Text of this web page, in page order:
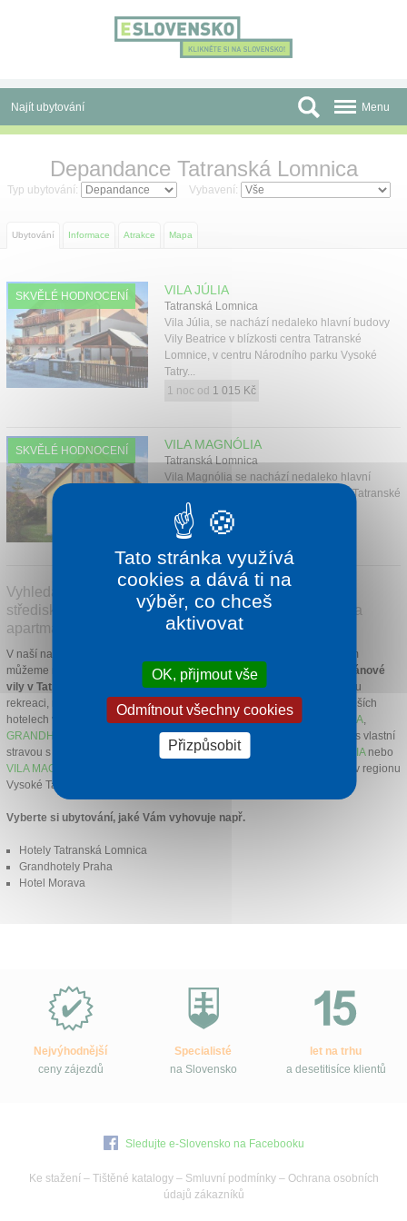
Najít ubytování
Slevy a Last Minute
Před cestou
Atrakce
O nás
Menu
Depandance Tatranská Lomnica
Typ ubytování: Vybavení:
Ubytování Informace Atrakce Mapa
SKVĚLÉ HODNOCENÍ VILA JÚLIA
Tatranská Lomnica
Vila Júlia, se nachází nedaleko hlavní budovy
Vily Beatrice v blízkosti centra Tatranské
Lomnice, v centru Národního parku Vysoké
Tatry...
1 noc od 1 015 Kč
SKVĚLÉ HODNOCENÍ VILA MAGNÓLIA
Tatranská Lomnica
Vila Magnólia se nachází nedaleko hlavní
budovy Vily Beatrice v blízkosti centra Tatranské
Lomnice.
1 noc od 1 130 Kč
Vyhledávané ubytování ve Vašem oblíbeném horském
středisku Tatranská Lomnica | hotely, grandhotely, vily a
apartmány.
V naší nabídce najdete pouze osvědčené ubytovací kapacity, které Vám
můžeme nabídnout za velice výhodné ceny. Oblíbené hotely a apartmánové
vily v Tatranské Lomnici
jsou Vám plně k dispozici pro Vaši pohodovou
rekreaci, relax, turistiku a v zimní sezóně lyžování. Bydlete v těch nejlepších
hotelech v Tatranské Lomnici jako
HOTEL LOMNICA HOTEL KUKUČKA,
GRANDHOTEL PRAHA
HOTEL URÁN. Pokud hledáte ubytování s vlastní
stravou s možností vaření tak doporučujemeVILA BEATRICE VILA JULIAnebo
VILA MAGNÓLIA
. Nabízíme také cenově výhodné Last Minute nabídky v regionu
Vysoké Tatry, sledujte nás!
Vyberte si ubytování, jaké Vám vyhovuje např.
Hotely Tatranská Lomnica
Grandhotely Praha
Hotel Morava
Slovensko.cz?
Nejvýhodnější
ceny zájezdů
Specialisté
na Slovensko
let na trhu
a desetitisíce klientů
Sledujte e-Slovensko na Facebooku
Ke stažení – Tištěné katalogy– Smluvní podmínky– Ochrana osobních
údajů zákazníků
Tato stránka využívá
cookies a dává ti na
výběr, co chceš
aktivovat
OK, přijmout vše
Odmítnout všechny cookies
Přizpůsobit